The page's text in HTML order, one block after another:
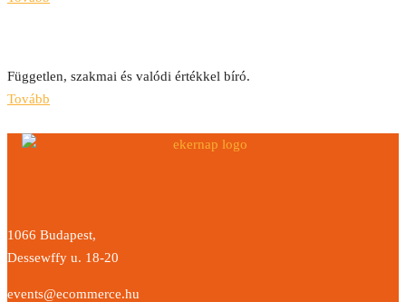
Független, szakmai és valódi értékkel bíró.
Tovább
1066 Budapest,
Dessewffy u. 18-20
events@ecommerce.hu